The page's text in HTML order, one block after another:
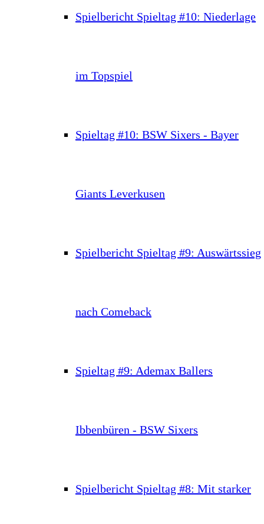
Spielbericht Spieltag #10: Niederlage
im Topspiel
Spieltag #10: BSW Sixers - Bayer
Giants Leverkusen
Spielbericht Spieltag #9: Auswärtssieg
nach Comeback
Spieltag #9: Ademax Ballers
Ibbenbüren - BSW Sixers
Spielbericht Spieltag #8: Mit starker